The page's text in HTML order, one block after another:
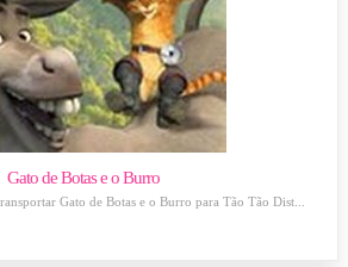
Gato de Botas e o Burro
Gato de Botas e o Burro para Tão Tão Dist...